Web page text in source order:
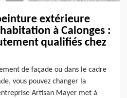
extérieure
à Calonges :
qualifiés chez
de façade ou dans le cadre
vous pouvez changer la
Artisan Mayer met à